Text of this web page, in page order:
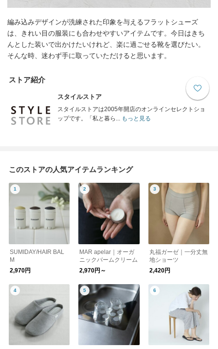
編み込みデザインが洗練された印象を与えるフラットシューズ
は、きれい目の服装にも合わせやすいアイテムです。今日はきち
んとした装いで出かけたいけれど、楽に過ごせる靴を選びたい。
そんな時、迷わず手に取っていただけると思います。
ストア紹介
スタイルストア
スタイルストアは2005年開店のオンラインセレクトショ
ップです。「私と暮ら...
もっと見る
このストアの人気アイテムランキング
SUMIDAY/HAIR BAL
M
2,970円
MAR apelar｜オーガ
ニックバームクリーム
2,970円～
丸福ガーゼ｜一分丈無
地ショーツ
2,420円